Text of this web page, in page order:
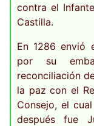
contra el
Castilla.
En 1286 envió
por su
reconciliación
la paz con el
Consejo, el
después fue